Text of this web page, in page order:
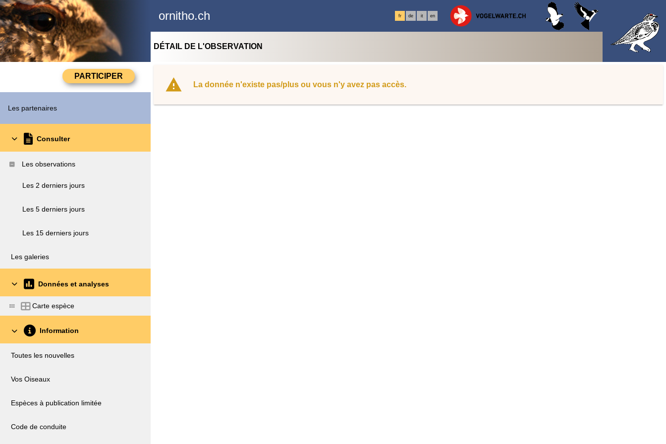
ornitho.ch fr de it en
Les partenaires
Consulter
Les observations
Les 2 derniers jours
Les 5 derniers jours
Les 15 derniers jours
Les galeries
Données et analyses
Carte espèce
Information
Toutes les nouvelles
Vos Oiseaux
Espèces à publication limitée
Code de conduite
DÉTAIL DE L'OBSERVATION
La donnée n'existe pas/plus ou vous n'y avez pas accès.